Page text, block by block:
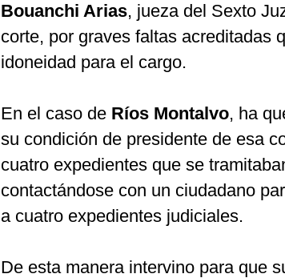
Bouanchi Arias, jueza del Sexto
corte, por graves faltas acreditadas
idoneidad para el cargo.
En el caso de Ríos Montalvo, ha
su condición de presidente de esa
cuatro expedientes que se
contactándose con un ciudadano
a cuatro expedientes judiciales.
De esta manera intervino para que